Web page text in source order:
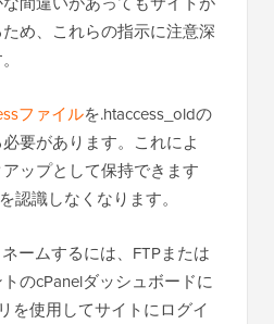
め、これらの指示に注意深
ファイルを.htaccess_oldの
要があります。これによ
ップとして保持できます
認識しなくなります。
ームするには、FTPまたは
のcPanelダッシュボードに
を使用してサイトにログイ